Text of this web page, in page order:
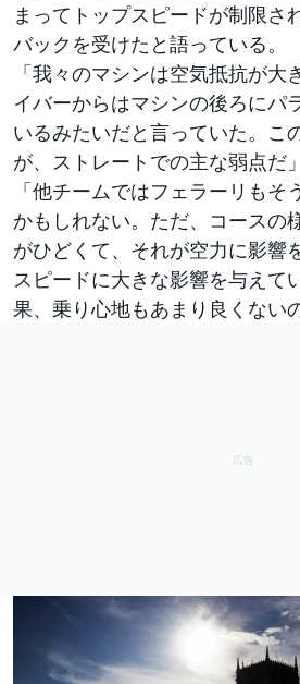
まってトップスピードが制限さ
バックを受けたと語っている。
「我々のマシンは空気抵抗が大
イバーからはマシンの後ろにパ
いるみたいだと言っていた。こ
が、ストレートでの主な弱点だ
「他チームではフェラーリもそ
かもしれない。ただ、コースの
がひどくて、それが空力に影響
スピードに大きな影響を与えて
果、乗り心地もあまり良くない